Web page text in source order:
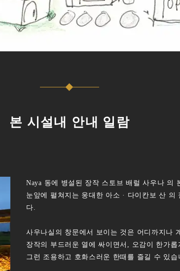
본 시설내 안내 일람
Naya 동에 병설된 장작 스토브 배럴 사우나 의
눈앞에 펼쳐지는 웅대한 아소 · 다이칸보 산 의
다.
사우나실의 창문에서 보이는 것은 어디까지나
장작의 부드러운 열에 싸이면서, 오감이 한가
그런 조용하고 호화스러운 한때를 즐길 수 있습